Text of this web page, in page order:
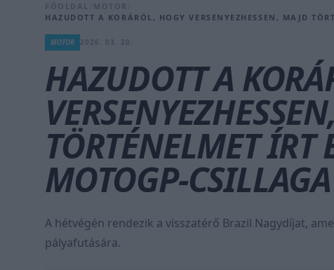
FŐOLDAL MOTOR
HAZUDOTT A KORÁRÓL, HOGY VERSENYEZHESSEN, MAJD
MOTOR
HAZUDOTT A
TÖRTÉNELMET ÍRT
MOTOGP-CSILLAGA
A hétvégén rendezik a visszatérő Brazil Nagydíjat,
pályafutására.